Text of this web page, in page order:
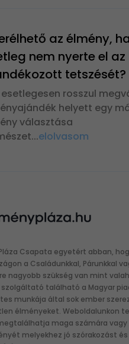
az élmény,
nem nyerte el az
tetszését?
esetlegesen rosszul
helyett egy
választása
...elolvasom
Csapata egyetért abban,
a Családunkkal, Párunkkal
nagyobb szükség van mint
található a Magyar
munkája által sok ember
élményeket. Weboldalunkon
maga számára vagy
melyekhez jó szórakozást